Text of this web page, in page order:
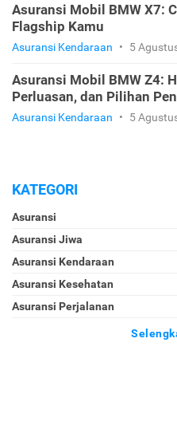
Asuransi Mobil BMW X7:
Flagship Kamu
Asuransi Kendaraan • 5
Asuransi Mobil BMW Z4:
Perluasan, dan Pilihan
Asuransi Kendaraan • 5
KATEGORI
Asuransi
Asuransi Jiwa
Asuransi Kendaraan
Asuransi Kesehatan
Asuransi Perjalanan